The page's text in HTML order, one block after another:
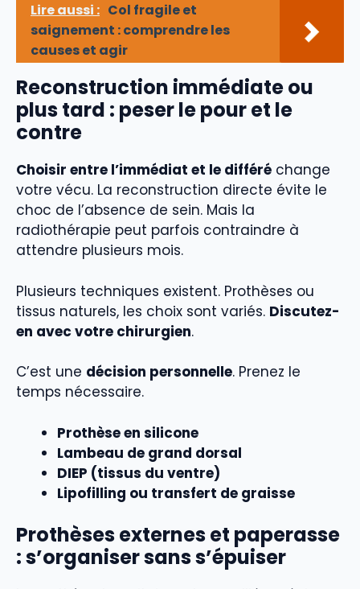
Lire aussi : Col fragile et
saignement : comprendre les
causes et agir
Reconstruction immédiate ou
plus tard : peser le pour et le
contre
Choisir entre l’immédiat et le différé change
votre vécu. La reconstruction directe évite le
choc de l’absence de sein. Mais la
radiothérapie peut parfois contraindre à
attendre plusieurs mois.
Plusieurs techniques existent. Prothèses ou
tissus naturels, les choix sont variés. Discutez-
en avec votre chirurgien.
C’est une décision personnelle. Prenez le
temps nécessaire.
Prothèse en silicone
Lambeau de grand dorsal
DIEP (tissus du ventre)
Lipofilling ou transfert de graisse
Prothèses externes et paperasse
: s’organiser sans s’épuiser